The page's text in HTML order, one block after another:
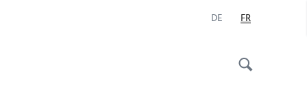
DE FR